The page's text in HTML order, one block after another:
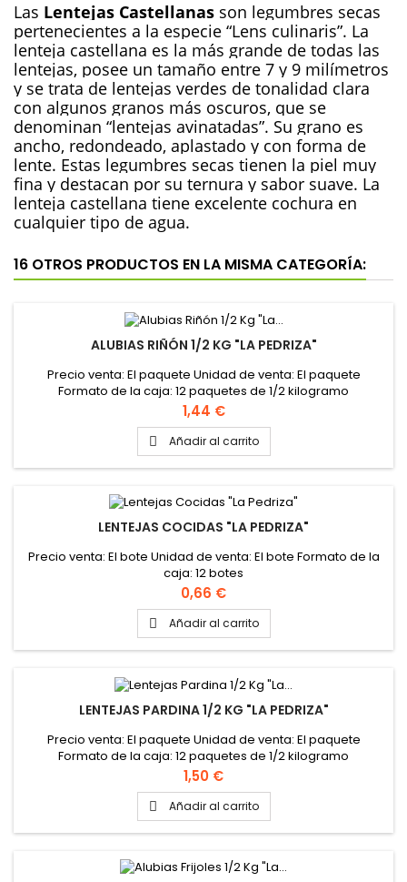
Las Lentejas Castellanas son legumbres secas
pertenecientes a la especie “Lens culinaris”. La
lenteja castellana es la más grande de todas las
lentejas, posee un tamaño entre 7 y 9 milímetros
y se trata de lentejas verdes de tonalidad clara
con algunos granos más oscuros, que se
denominan “lentejas avinatadas”. Su grano es
ancho, redondeado, aplastado y con forma de
lente. Estas legumbres secas tienen la piel muy
fina y destacan por su ternura y sabor suave. La
lenteja castellana tiene excelente cochura en
cualquier tipo de agua.
16 OTROS PRODUCTOS EN LA MISMA CATEGORÍA:
ALUBIAS RIÑÓN 1/2 KG "LA PEDRIZA"
Precio venta: El paquete Unidad de venta: El paquete
Formato de la caja: 12 paquetes de 1/2 kilogramo
Precio
1,44 €
 Añadir al carrito
LENTEJAS COCIDAS "LA PEDRIZA"
Precio venta: El bote Unidad de venta: El bote Formato de la
caja: 12 botes
Precio
0,66 €
 Añadir al carrito
LENTEJAS PARDINA 1/2 KG "LA PEDRIZA"
Precio venta: El paquete Unidad de venta: El paquete
Formato de la caja: 12 paquetes de 1/2 kilogramo
Precio
1,50 €
 Añadir al carrito